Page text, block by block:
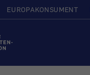
EUROPAKONSUMENT